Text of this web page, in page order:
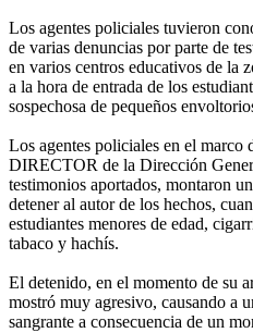
Los agentes policiales tuvieron
de varias denuncias por parte de
en varios centros educativos de la
a la hora de entrada de los
sospechosa de pequeños
Los agentes policiales en el
DIRECTOR de la Dirección
testimonios aportados, montaron
detener al autor de los hechos,
estudiantes menores de edad,
tabaco y hachís.
El detenido, en el momento de su
mostró muy agresivo, causando a
sangrante a consecuencia de un